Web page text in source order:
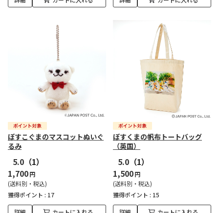
ぽすこぐまのマスコットぬいぐ
るみ
5.0 （1）
1,700円
(送料別・税込)
獲得ポイント : 17
ぽすくまの帆布トートバッグ
（英国）
5.0 （1）
1,500円
(送料別・税込)
獲得ポイント : 15